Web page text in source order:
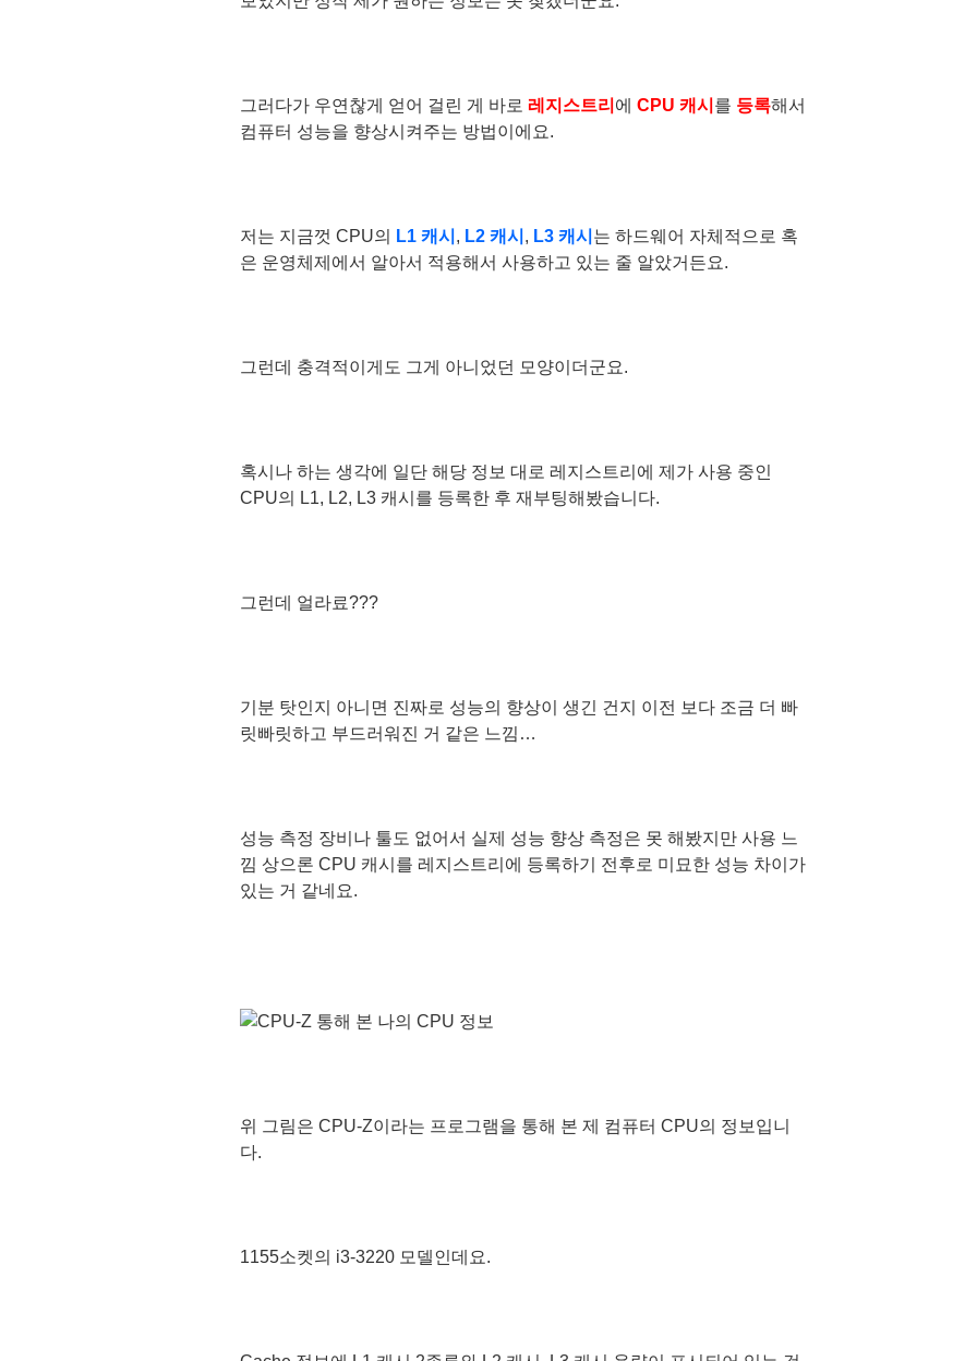
그러다가 우연찮게 얻어 걸린 게 바로 레지스트리 에 CPU 캐시 를 등록해서
컴퓨터 성능을 향상시켜주는 방법이에요.
저는 지금껏 CPU의 L1 캐시 , L2 캐시 , L3 캐시 는 하드웨어 자체적으로 혹
은 운영체제에서 알아서 적용해서 사용하고 있는 줄 알았거든요.
그런데 충격적이게도 그게 아니었던 모양이더군요.
혹시나 하는 생각에 일단 해당 정보 대로 레지스트리에 제가 사용 중인
CPU의 L1, L2, L3 캐시를 등록한 후 재부팅해봤습니다.
그런데 얼라료???
기분 탓인지 아니면 진짜로 성능의 향상이 생긴 건지 이전 보다 조금 더 빠
릿빠릿하고 부드러워진 거 같은 느낌…
성능 측정 장비나 툴도 없어서 실제 성능 향상 측정은 못 해봤지만 사용 느
낌 상으론 CPU 캐시를 레지스트리에 등록하기 전후로 미묘한 성능 차이가
있는 거 같네요.
위 그림은 CPU-Z이라는 프로그램을 통해 본 제 컴퓨터 CPU의 정보입니
다.
1155소켓의 i3-3220 모델인데요.